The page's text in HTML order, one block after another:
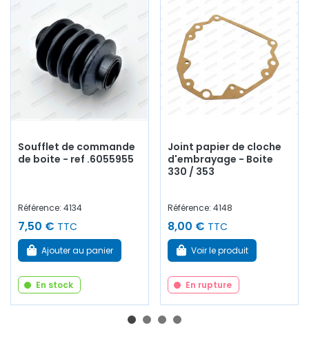
Soufflet de commande
de boite - ref .6055955
Référence: 4134
7,50 € TTC
Ajouter au panier
En stock
Joint papier de cloche
d'embrayage - Boite
330 / 353
Référence: 4148
8,00 € TTC
Voir le produit
En rupture